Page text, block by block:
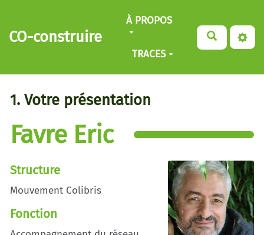
Aller au contenu principal
CO-construire
À PROPOS
TRACES
1. Votre présentation
Favre Eric
Structure
Mouvement Colibris
Fonction